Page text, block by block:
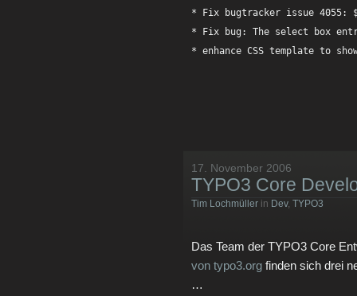
* Fix bugtracker issue 4055:
* Fix bug: The select box
* enhance CSS template to
17. November 2006
TYPO3 Core
Tim Lochmüller in Dev, TYPO3
Das Team der TYPO3 Core
von typo3.org finden sich drei
…